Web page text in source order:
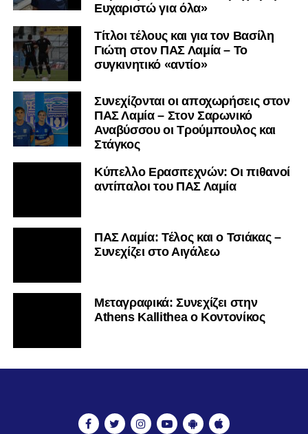
Ευχαριστώ για όλα»
Τίτλοι τέλους και για τον Βασίλη
Γιώτη στον ΠΑΣ Λαμία – Το
συγκινητικό «αντίο»
Συνεχίζονται οι αποχωρήσεις στον
ΠΑΣ Λαμία – Στον Σαρωνικό
Αναβύσσου οι Τρούμπουλος και
Στάγκος
Κύπελλο Ερασιτεχνών: Οι πιθανοί
αντίπαλοι του ΠΑΣ Λαμία
ΠΑΣ Λαμία: Τέλος και ο Τσιάκας –
Συνεχίζει στο Αιγάλεω
Mεταγραφικά: Συνεχίζει στην
Athens Kallithea ο Κοντονίκος